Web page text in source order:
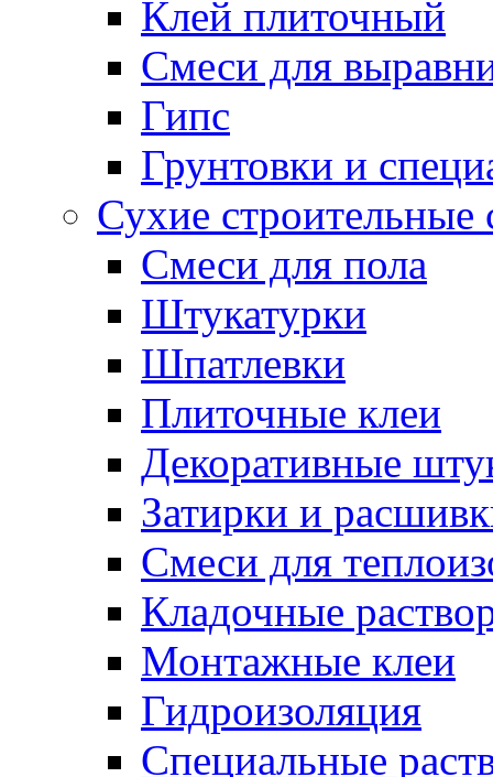
Клей плиточный
Смеси для
Гипс
Грунтовки и
Сухие
Смеси для пола
Штукатурки
Шпатлевки
Плиточные клеи
Декоративные
Затирки и
Смеси для
Кладочные
Монтажные клеи
Гидроизоляция
Специальные